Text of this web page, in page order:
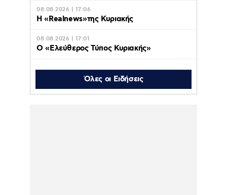
08.08.2026 | 17:06
Η «Realnews»της Κυριακής
08.08.2026 | 17:01
Ο «Eλεύθερος Τύπος Κυριακής»
08.08.2026 | 16:45
Το «Documento» της
Κυριακής
Όλες οι Ειδήσεις